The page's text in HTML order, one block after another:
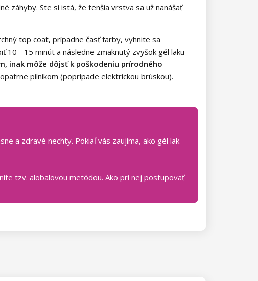
záhyby. Ste si istá, že tenšia vrstva sa už nanášať
top coat, prípadne časť farby, vyhnite sa
- 15 minút a následne zmäknutý zvyšok gél laku
inak môže dôjsť k poškodeniu prírodného
pilníkom (poprípade elektrickou brúskou).
a zdravé nechty. Pokiaľ vás zaujíma, ako gél lak
tzv. alobalovou metódou. Ako pri nej postupovať